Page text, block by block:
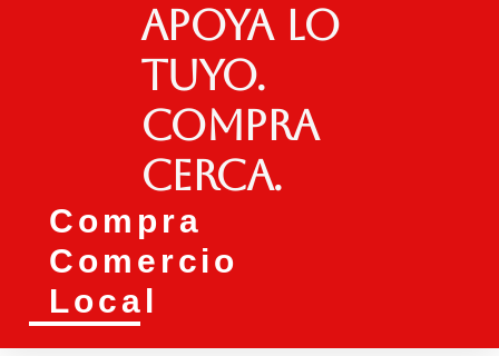
Apoya lo
tuyo.
Compra
cerca.
Compra
Comercio
Local